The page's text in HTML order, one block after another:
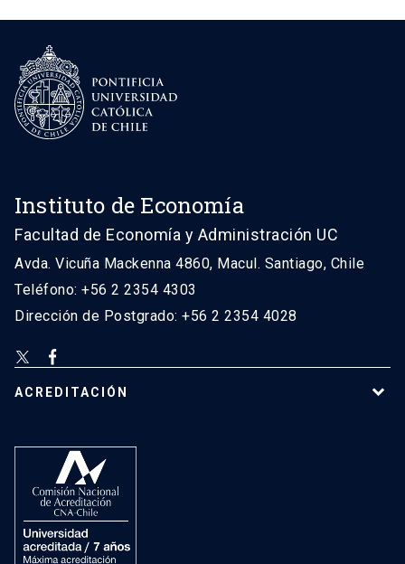
Instituto de Economía
Facultad de Economía y Administración UC
Avda. Vicuña Mackenna 4860, Macul. Santiago, Chile
Teléfono: +56 2 2354 4303
Dirección de Postgrado: +56 2 2354 4028
ACREDITACIÓN